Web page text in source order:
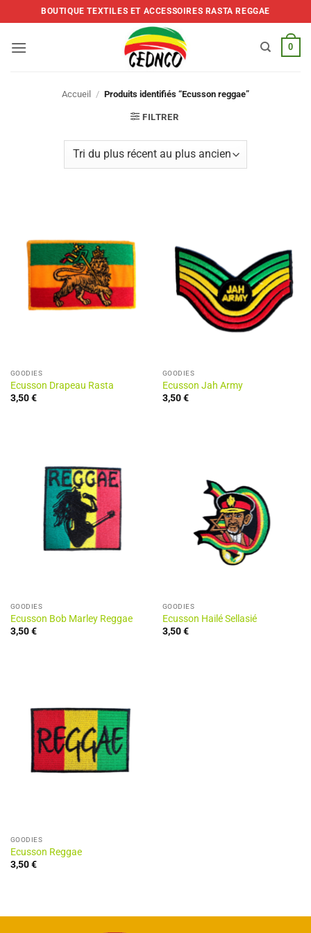
to
BOUTIQUE TEXTILES ET ACCESSOIRES RASTA REGGAE
0
Accueil / Produits identifiés “Ecusson reggae”
FILTRER
GOODIES
Ecusson Drapeau Rasta
3,50€
GOODIES
Ecusson Jah Army
3,50€
GOODIES
Ecusson Bob Marley Reggae
3,50€
GOODIES
Ecusson Hailé Sellasié
3,50€
GOODIES
Ecusson Reggae
3,50€